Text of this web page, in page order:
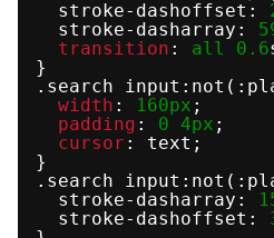
stroke-dashoffset:
stroke-dasharray:
transition : all 0.6
}
.search
width : 160px ;
padding : 0 4px ;
cursor : text;
}
.search
stroke-dasharray:
stroke-dashoffset: